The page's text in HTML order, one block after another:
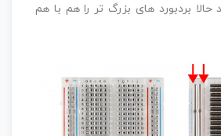
حالا بردبورد های بزرگ تر را هم با هم